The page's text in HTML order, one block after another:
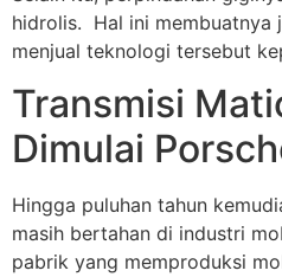
hidrolis. Hal ini membuatnya
menjual teknologi tersebut
Transmisi
Dimulai
Hingga puluhan tahun
masih bertahan di industri
pabrik yang memproduksi